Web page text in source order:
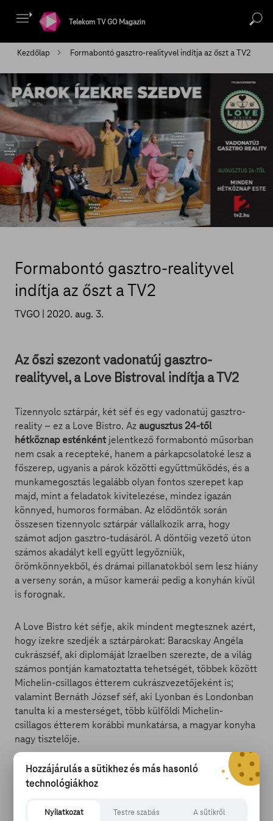
Telekom TV GO Magazin
Kezdőlap Formabontó gasztro-realityvel indítja az őszt a TV2
Formabontó gasztro-realityvel
indítja az őszt a TV2
TVGO | 2020. aug. 3.
Az őszi szezont vadonatúj gasztro-
realityvel, a Love Bistroval indítja a TV2
Tizennyolc sztárpár, két séf és egy vadonatúj gasztro-
reality – ez a Love Bistro. Az augusztus 24-től
hétköznap esténkéntjelentkező formabontó műsorban
nem csak a recepteké, hanem a párkapcsolatoké lesz a
főszerep, ugyanis a párok közötti együttműködés, és a
munkamegosztás legalább olyan fontos szerepet kap
majd, mint a feladatok kivitelezése, mindez igazán
könnyed, humoros formában. Az elődöntők során
összesen tizennyolc sztárpár vállalkozik arra, hogy
számot adjon gasztro-tudásáról. A döntőig vezető úton
számos akadályt kell együtt legyőzniük,
örömkönnyekből, és drámai pillanatokból sem lesz hiány
a verseny során, a műsor kamerái pedig a konyhán kívül
is forognak.
A Love Bistro két séfje, akik mindent megtesznek azért,
hogy ízekre szedjék a sztárpárokat: Baracskay Angéla
cukrászséf, aki diplomáját Izraelben szerezte, de a világ
számos pontján kamatoztatta tehetségét, többek között
Michelin-csillagos étterem cukrászvezetőjeként is;
valamint Bernáth József séf, aki Lyonban és Londonban
tanulta ki a mesterséget, több külföldi Michelin-
csillagos étterem korábbi munkatársa, a magyar konyha
nagy tisztelője.
Hozzájárulás a sütikhez és más hasonló
technológiákhoz
Nyilatkozat Testre szabás A sütikről